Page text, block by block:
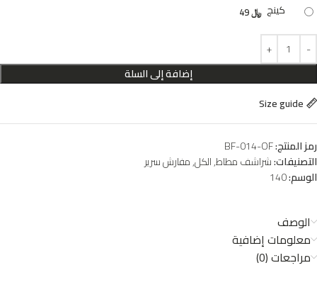
كينج ﷼
إضافة إلى السلة
Size guide
رمز المنتج:BF-014-OF
التصنيفات:شراشف مطاط,الكل,مفارش سرير
الوسم:140
الوصف
معلومات إضافية
مراجعات (0)